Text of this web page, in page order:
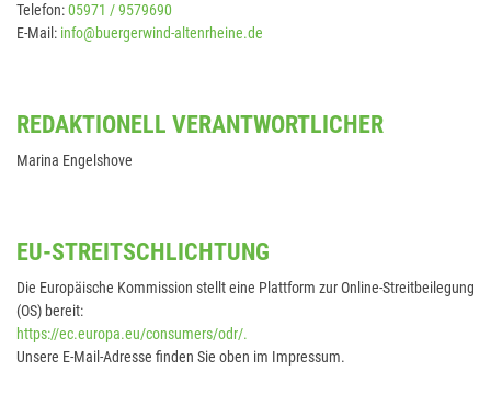
Telefon:05971 / 9579690
E-Mail: info@buergerwind-altenrheine.de
REDAKTIONELL VERANTWORTLICHER
Marina Engelshove
EU-STREITSCHLICHTUNG
Die Europäische Kommission stellt eine Plattform zur Online-Streitbeilegung
(OS) bereit:
https://ec.europa.eu/consumers/odr/.
Unsere E-Mail-Adresse finden Sie oben im Impressum.